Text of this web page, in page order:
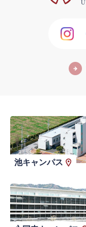
池キャンパス